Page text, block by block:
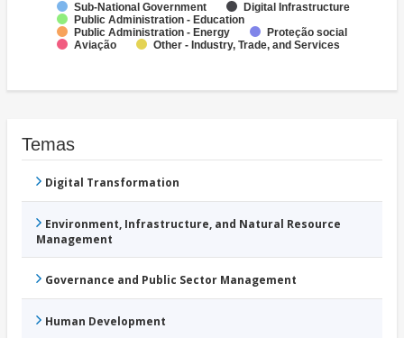
Sub-National Government
Digital Infrastructure
Public Administration - Education
Public Administration - Energy
Proteção social
Aviação
Other - Industry, Trade, and Services
Temas
Digital Transformation
Environment, Infrastructure, and Natural Resource
Management
Governance and Public Sector Management
Human Development